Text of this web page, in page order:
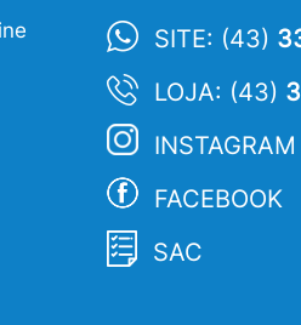
SITE: (43)
LOJA: (43)
INSTAGRAM
FACEBOOK
SAC